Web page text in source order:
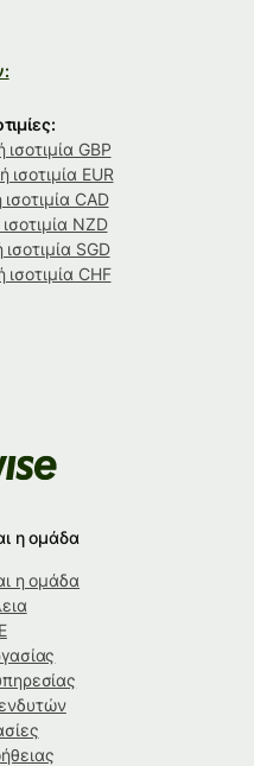
ισοτιμία GBP
ισοτιμία EUR
ισοτιμία CAD
ισοτιμία NZD
ισοτιμία SGD
ισοτιμία CHF
η ομάδα
η ομάδα